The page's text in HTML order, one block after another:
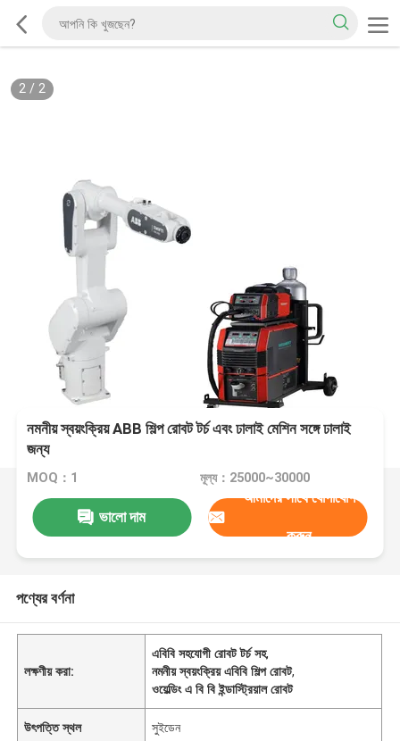
2/ 2
নমনীয় স্বয়ংক্রিয় ABB শিল্প রোবট টর্চ এবং ঢালাই মেশিন সঙ্গে ঢালাই
জন্য
MOQ：1 মূল্য：25000~30000
ভালো দাম
আমাদের সাথে যোগাযোগ
করুন
পণ্যের বর্ণনা
লক্ষণীয় করা:
এবিবি সহযোগী রোবট টর্চ সহ,
নমনীয় স্বয়ংক্রিয় এবিবি শিল্প রোবট,
ওয়েল্ডিং এ বি বি ইন্ডাস্ট্রিয়াল রোবট
উৎপত্তি স্থল সুইডেন